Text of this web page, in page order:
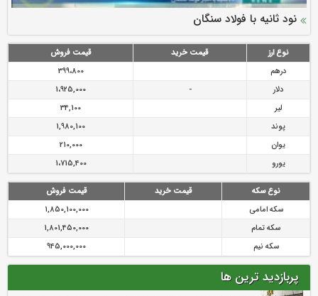
ارزش سهام عدالت بالا رفت
سرمایه بیمه کوثر به ۴ همت می‌رسد
نود ثانیه با فولاد سنگان
تقدیر دبیرکل سندیکای بیمه گران ایران از اقدامات مدیرعامل بیمه
رازی
توصیه های رئیس پلیس فتا به مشتریان بانک ها در مورد
پیشگیری از سرقت های مجازی
نوع ارز قیمت خرید
قیمت فروش
درهم
399،800
دلار
-
1،925,000
لیر
34,100
پوند
1,980,100
یوان
210,000
یورو
1،715,400
نوع سکه قیمت خرید
قیمت فروش
سکه امامی
1,850,100,000
سکه تمام
1,801,450,000
سکه نیم
945,000,000
پربازدید ترین ها